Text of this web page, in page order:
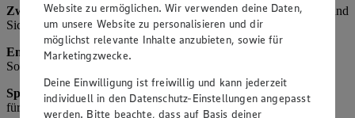
Zweck:Effiziente Betriebsführung, Verbesserung des Angebots und
Sicherstellung der Verfügbarkeit von Waren.
Empfänger:Interne Abteilungen, ggf. externe Dienstleister für
Software (z. B. ERP-Systeme als Auftragsverarbeiter).
Speicherdauer
: Bis zum Erreichen des Zwecks, maximal 3 Jahre
für Analysen, danach Anonymisierung oder Löschung.
Website zu ermöglichen. Wir verwenden deine Daten,
um unsere Website zu personalisieren und dir
möglichst relevante Inhalte anzubieten, sowie für
Marketingzwecke.
Deine Einwilligung ist freiwillig und kann jederzeit
individuell in den Datenschutz-Einstellungen angepasst
werden. Bitte beachte, dass auf Basis deiner